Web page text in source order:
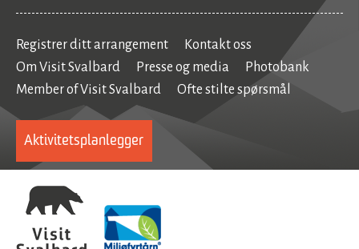
Registrer ditt arrangement
Kontakt oss
Om Visit Svalbard
Presse og media
Photobank
Member of Visit Svalbard
Ofte stilte spørsmål
Aktivitetsplanlegger